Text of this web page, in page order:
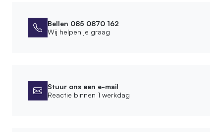
Afmetingen
Montage
Bellen 085 0870 162
Wij helpen je graag
Stuur ons een e-mail
Reactie binnen 1 werkdag